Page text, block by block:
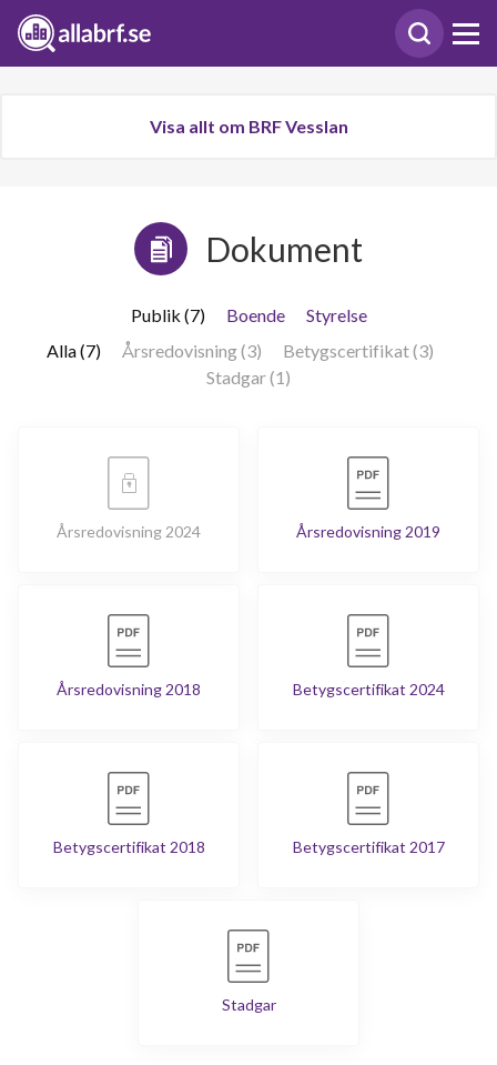
Visa allt om BRF Vesslan
Dokument
Publik (7) Boende
Styrelse
Alla (7)
Årsredovisning (3)
Betygscertifikat (3)
Stadgar (1)
Årsredovisning 2024 Årsredovisning 2019
Årsredovisning 2018 Betygscertifikat 2024
Betygscertifikat 2018 Betygscertifikat 2017
Stadgar